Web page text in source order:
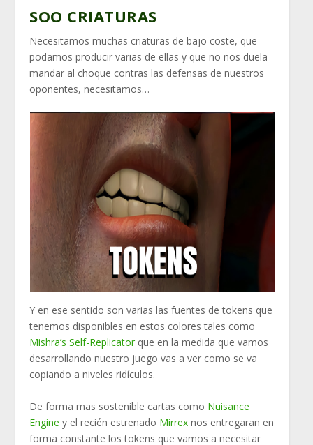
SOO CRIATURAS
Necesitamos muchas criaturas de bajo coste, que
podamos producir varias de ellas y que no nos duela
mandar al choque contras las defensas de nuestros
oponentes, necesitamos…
Y en ese sentido son varias las fuentes de tokens que
tenemos disponibles en estos colores tales como
Mishra’s Self-Replicator que en la medida que vamos
desarrollando nuestro juego vas a ver como se va
copiando a niveles ridículos.
De forma mas sostenible cartas como Nuisance
Engine y el recién estrenado Mirrex nos entregaran en
forma constante los tokens que vamos a necesitar